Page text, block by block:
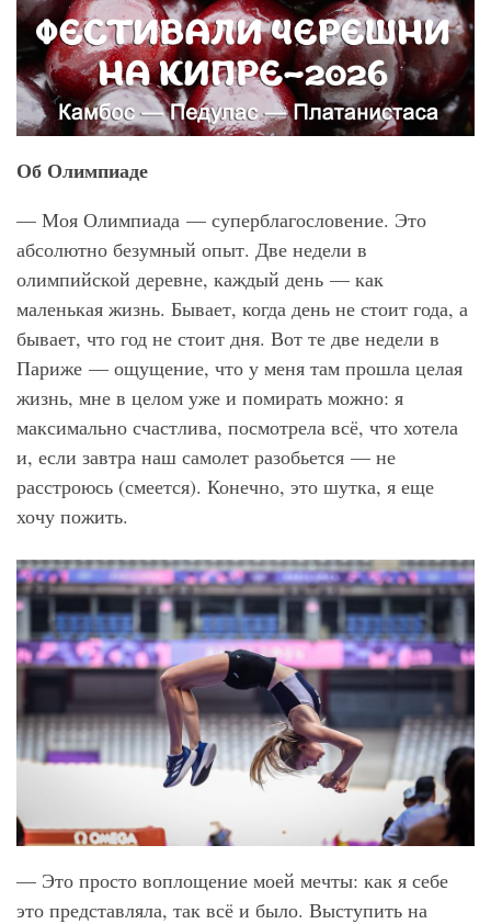
Об Олимпиаде
— Моя Олимпиада — суперблагословение. Это
абсолютно безумный опыт. Две недели в
олимпийской деревне, каждый день — как
маленькая жизнь. Бывает, когда день не стоит года, а
бывает, что год не стоит дня. Вот те две недели в
Париже — ощущение, что у меня там прошла целая
жизнь, мне в целом уже и помирать можно: я
максимально счастлива, посмотрела всё, что хотела
и, если завтра наш самолет разобьется — не
расстроюсь (смеется). Конечно, это шутка, я еще
хочу пожить.
— Это просто воплощение моей мечты: как я себе
это представляла, так всё и было. Выступить на